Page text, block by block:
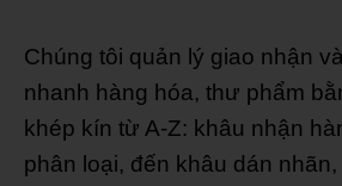
Chúng tôi quản lý giao nhận
nhanh hàng hóa, thư phẩm
khép kín từ A-Z: khâu nhận
phân loại, đến khâu dán